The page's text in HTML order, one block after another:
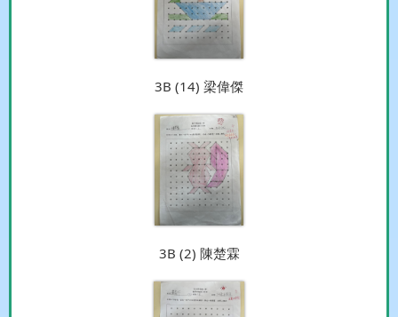
3B (14) 梁偉傑
3B (2) 陳楚霖